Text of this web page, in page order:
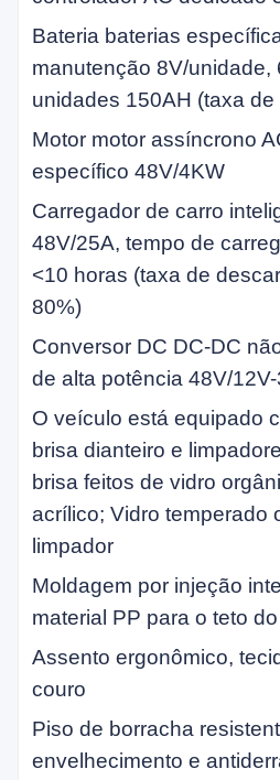
Bateria baterias
manutenção 8V/unidade,
unidades 150AH (taxa de
Motor motor assíncrono
específico 48V/4KW
Carregador de carro
48V/25A, tempo de
<10 horas (taxa de
80%)
Conversor DC DC-DC
de alta potência 48V/
O veículo está equipado
brisa dianteiro e
brisa feitos de vidro
acrílico; Vidro temperado
limpador
Moldagem por injeção
material PP para o teto
Assento ergonômico,
couro
Piso de borracha
envelhecimento e